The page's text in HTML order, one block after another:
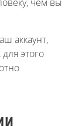
аккаунт,
этого